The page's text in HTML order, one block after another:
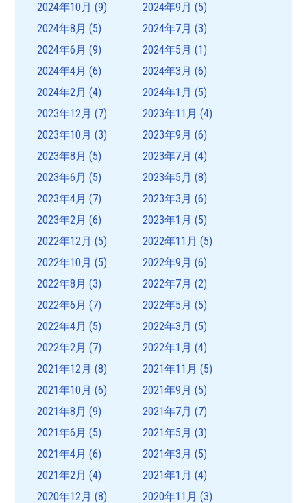
2024年10月 (9) 2024年9月 (5)
2024年8月 (5) 2024年7月 (3)
2024年6月 (9) 2024年5月 (1)
2024年4月 (6) 2024年3月 (6)
2024年2月 (4) 2024年1月 (5)
2023年12月 (7) 2023年11月 (4)
2023年10月 (3) 2023年9月 (6)
2023年8月 (5) 2023年7月 (4)
2023年6月 (5) 2023年5月 (8)
2023年4月 (7) 2023年3月 (6)
2023年2月 (6) 2023年1月 (5)
2022年12月 (5) 2022年11月 (5)
2022年10月 (5) 2022年9月 (6)
2022年8月 (3) 2022年7月 (2)
2022年6月 (7) 2022年5月 (5)
2022年4月 (5) 2022年3月 (5)
2022年2月 (7) 2022年1月 (4)
2021年12月 (8) 2021年11月 (5)
2021年10月 (6) 2021年9月 (5)
2021年8月 (9) 2021年7月 (7)
2021年6月 (5) 2021年5月 (3)
2021年4月 (6) 2021年3月 (5)
2021年2月 (4) 2021年1月 (4)
2020年12月 (8) 2020年11月 (3)